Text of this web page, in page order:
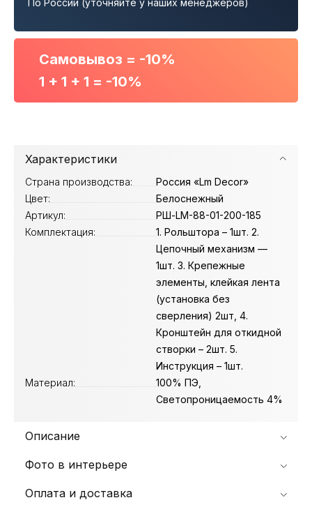
По России (уточняйте у наших менеджеров)
Самовывоз = -10%
1 + 1 + 1 = -10%
Характеристики
Страна производства:
Россия «Lm Decor»
Цвет:
Белоснежный
Артикул:
РШ-LM-88-01-200-185
Комплектация:
1. Рольштора – 1шт. 2.
Цепочный механизм —
1шт. 3. Крепежные
элементы, клейкая лента
(установка без
сверления) 2шт, 4.
Кронштейн для откидной
створки – 2шт. 5.
Инструкция – 1шт.
Материал:
100% ПЭ,
Светопроницаемость 4%
Описание
Фото в интерьере
Оплата и доставка